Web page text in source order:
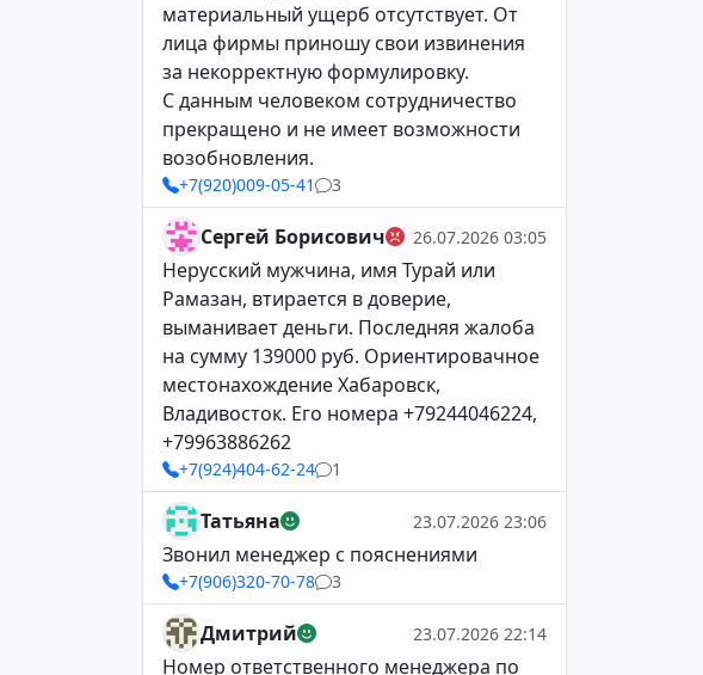
материальный ущерб отсутствует. От
лица фирмы приношу свои извинения
за некорректную формулировку.
С данным человеком сотрудничество
прекращено и не имеет возможности
возобновления.
+7(920)009-05-41 3
Сергей Борисович 26.07.2026 03:05
Нерусский мужчина, имя Турай или
Рамазан, втирается в доверие,
выманивает деньги. Последняя жалоба
на сумму 139000 руб. Ориентировачное
местонахождение Хабаровск,
Владивосток. Его номера +79244046224,
+79963886262
+7(924)404-62-24 1
Татьяна 23.07.2026 23:06
Звонил менеджер с пояснениями
+7(906)320-70-78 3
Дмитрий 23.07.2026 22:14
Номер ответственного менеджера по